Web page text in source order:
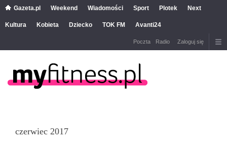
Gazeta.pl Weekend Wiadomości Sport Plotek Next
Kultura Kobieta Dziecko TOK FM Avanti24
Poczta Radio Zaloguj się
czerwiec 2017